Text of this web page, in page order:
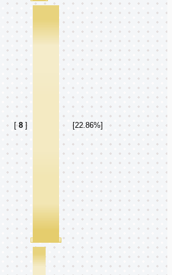
[8] [22.86%]